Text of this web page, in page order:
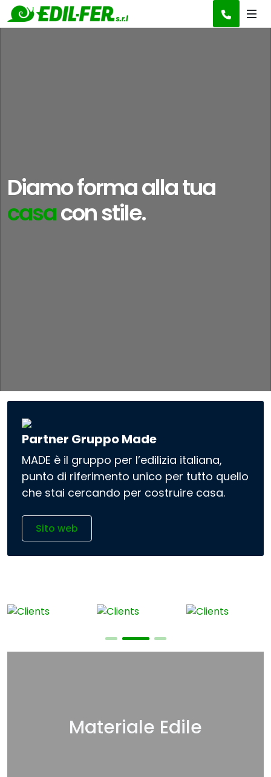
Diamo forma alla tua
casacon stile.
Partner Gruppo Made
MADE è il gruppo per l’edilizia italiana,
punto di riferimento unico per tutto quello
che stai cercando per costruire casa.
Sito web
Materiale Edile